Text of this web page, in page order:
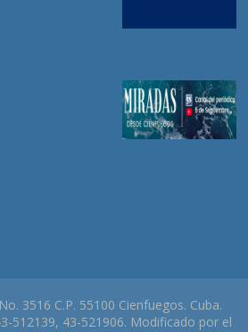
3516 C.P. 55100 Cienfuegos. Cuba.
512139, 43-521906. Modificado por el